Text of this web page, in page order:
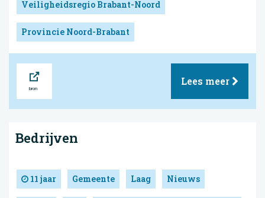
Veiligheidsregio Brabant-Noord
Provincie Noord-Brabant
Lees meer
Bedrijven
11 jaar Gemeente Laag Nieuws